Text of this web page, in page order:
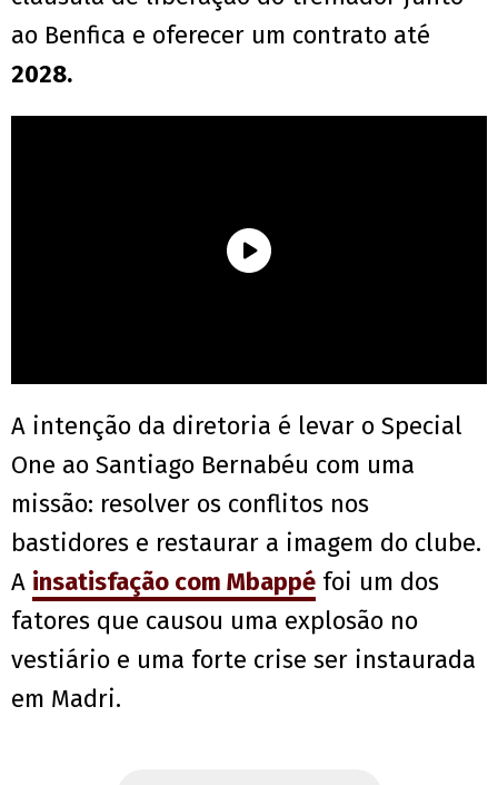
ao Benfica e oferecer um contrato até
2028.
A intenção da diretoria é levar o Special
One ao Santiago Bernabéu com uma
missão: resolver os conflitos nos
bastidores e restaurar a imagem do clube.
A insatisfação com Mbappé foi um dos
fatores que causou uma explosão no
vestiário e uma forte crise ser instaurada
em Madri.